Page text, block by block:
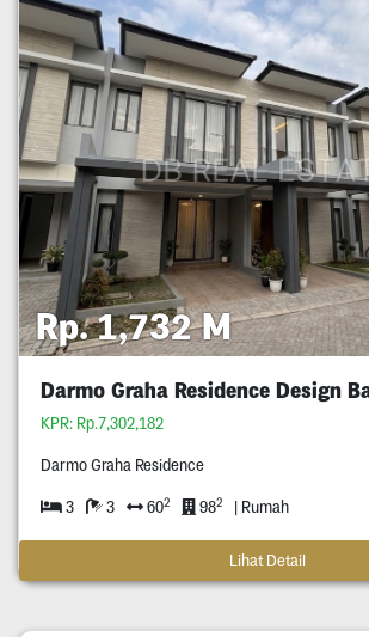
Rp. 1,732 M
Darmo Graha Residence Design
KPR: Rp.7,302,182
Darmo Graha Residence
3 3 602 982 | Rumah
Lihat Detail